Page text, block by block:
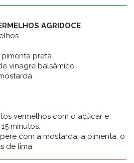
AGRIDOCE
preta
vinagre balsâmico
vermelhos com o açúcar e
minutos.
com a mostarda, a pimenta, o
de lima.